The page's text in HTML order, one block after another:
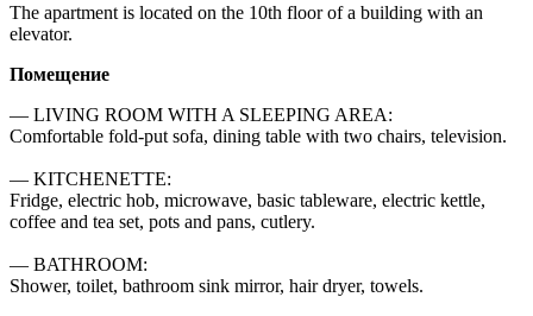
The apartment is located on the 10th floor of a building with an
elevator.
Помещение
— LIVING ROOM WITH A SLEEPING AREA:
Comfortable fold-put sofa, dining table with two chairs, television.
— KITCHENETTE:
Fridge, electric hob, microwave, basic tableware, electric kettle,
coffee and tea set, pots and pans, cutlery.
— BATHROOM:
Shower, toilet, bathroom sink mirror, hair dryer, towels.